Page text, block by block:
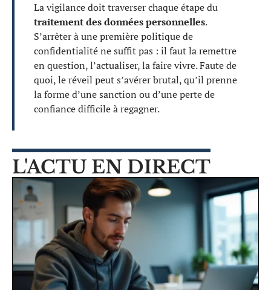
La vigilance doit traverser chaque étape du
traitement des données personnelles.
S’arrêter à une première politique de
confidentialité ne suffit pas : il faut la remettre
en question, l’actualiser, la faire vivre. Faute de
quoi, le réveil peut s’avérer brutal, qu’il prenne
la forme d’une sanction ou d’une perte de
confiance difficile à regagner.
L'ACTU EN DIRECT